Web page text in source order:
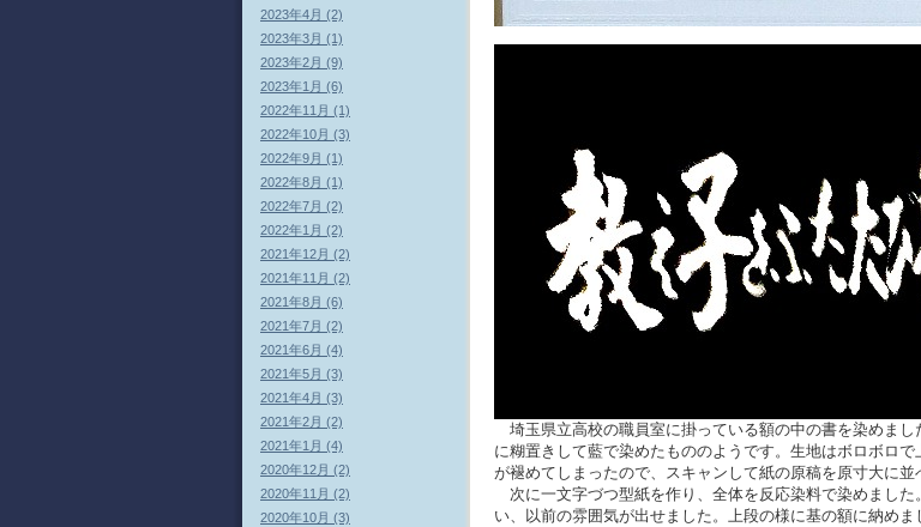
埼玉県立高校の職員室に掛っている額の中の書を染めまし
に糊置きして藍で染めたもののようです。生地はボロボロ
が褪めてしまったので、スキャンして紙の原稿を原寸大に並
次に一文字づつ型紙を作り、全体を反応染料で染めました
い、以前の雰囲気が出せました。上段の様に基の額に納めま
2023年4月 (2)
2023年3月 (1)
2023年2月 (9)
2023年1月 (6)
2022年11月 (1)
2022年10月 (3)
2022年9月 (1)
2022年8月 (1)
2022年7月 (2)
2022年1月 (2)
2021年12月 (2)
2021年11月 (2)
2021年8月 (6)
2021年7月 (2)
2021年6月 (4)
2021年5月 (3)
2021年4月 (3)
2021年2月 (2)
2021年1月 (4)
2020年12月 (2)
2020年11月 (2)
2020年10月 (3)